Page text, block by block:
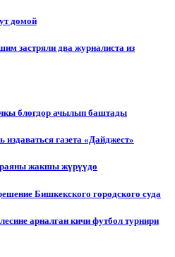
домой
застряли два журналиста из
блогдор ачылып баштады
газета «Дайджест»
жакшы жүрүүдө
Бишкекского городского суда
арналган кичи футбол турнири